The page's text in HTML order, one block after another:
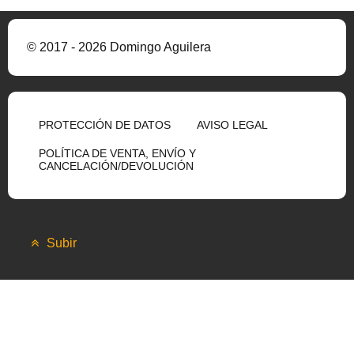
© 2017 - 2026 Domingo Aguilera
PROTECCIÓN DE DATOS AVISO LEGAL
POLÍTICA DE VENTA, ENVÍO Y
CANCELACIÓN/DEVOLUCIÓN
Subir